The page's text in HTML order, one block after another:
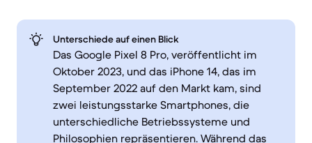
Unterschiede auf einen Blick
Das Google Pixel 8 Pro, veröffentlicht im
Oktober 2023, und das iPhone 14, das im
September 2022 auf den Markt kam, sind
zwei leistungsstarke Smartphones, die
unterschiedliche Betriebssysteme und
Philosophien repräsentieren. Während das